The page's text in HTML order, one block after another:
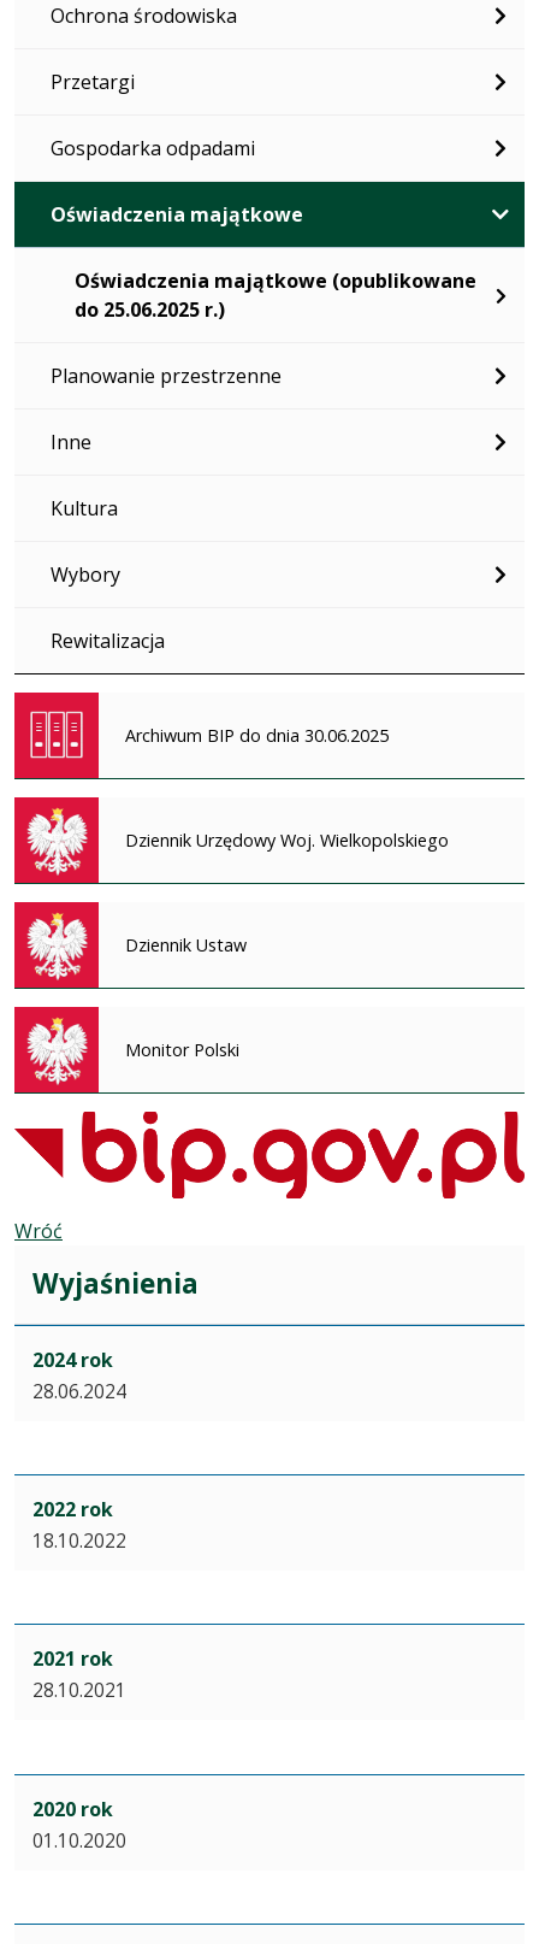
Ochrona środowiska
Przetargi
Gospodarka odpadami
Oświadczenia majątkowe
Oświadczenia majątkowe (opublikowane
do 25.06.2025 r.)
Planowanie przestrzenne
Inne
Kultura
Wybory
Rewitalizacja
Archiwum BIP do dnia 30.06.2025
Dziennik Urzędowy Woj. Wielkopolskiego
Dziennik Ustaw
Monitor Polski
Wróć
Wyjaśnienia
2024 rok
28.06.2024
2022 rok
18.10.2022
2021 rok
28.10.2021
2020 rok
01.10.2020